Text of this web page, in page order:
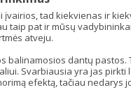
įvairios, tad kiekvienas ir
taip pat ir mūsų
atveju.
balinamosios dantų
Svarbiausia yra jas
efektą, tačiau nedarys